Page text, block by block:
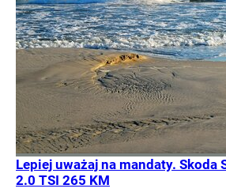
Lepiej uważaj na mandaty. Skoda
2.0 TSI 265 KM